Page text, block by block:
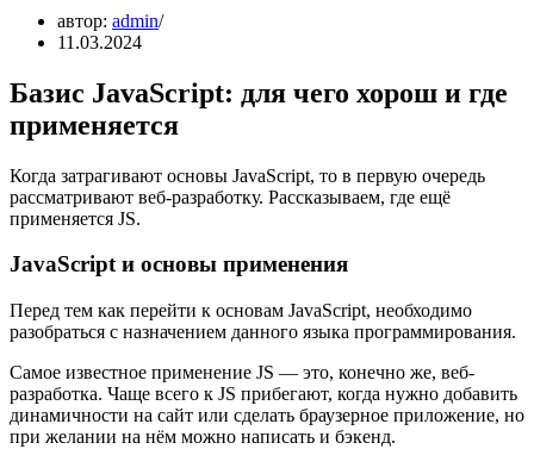
автор: admin
11.03.2024
Базис JavaScript: для чего хорош и где
применяется
Когда затрагивают основы JavaScript, то в первую очередь
рассматривают веб-разработку. Рассказываем, где ещё
применяется JS.
JavaScript и основы применения
Перед тем как перейти к основам JavaScript, необходимо
разобраться с назначением данного языка программирования.
Самое известное применение JS — это, конечно же, веб-
разработка. Чаще всего к JS прибегают, когда нужно добавить
динамичности на сайт или сделать браузерное приложение, но
при желании на нём можно написать и бэкенд.